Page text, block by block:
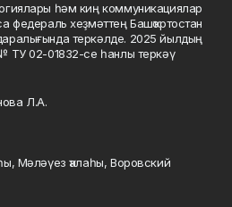
һәм киң коммуникациялар
федераль хеҙмәттең Башҡортостан
теркәлде. 2025 йылдың
ТУ 02-01832-се һанлы теркәү
Л.А.
Мәләүез ҡалаһы, Воровский